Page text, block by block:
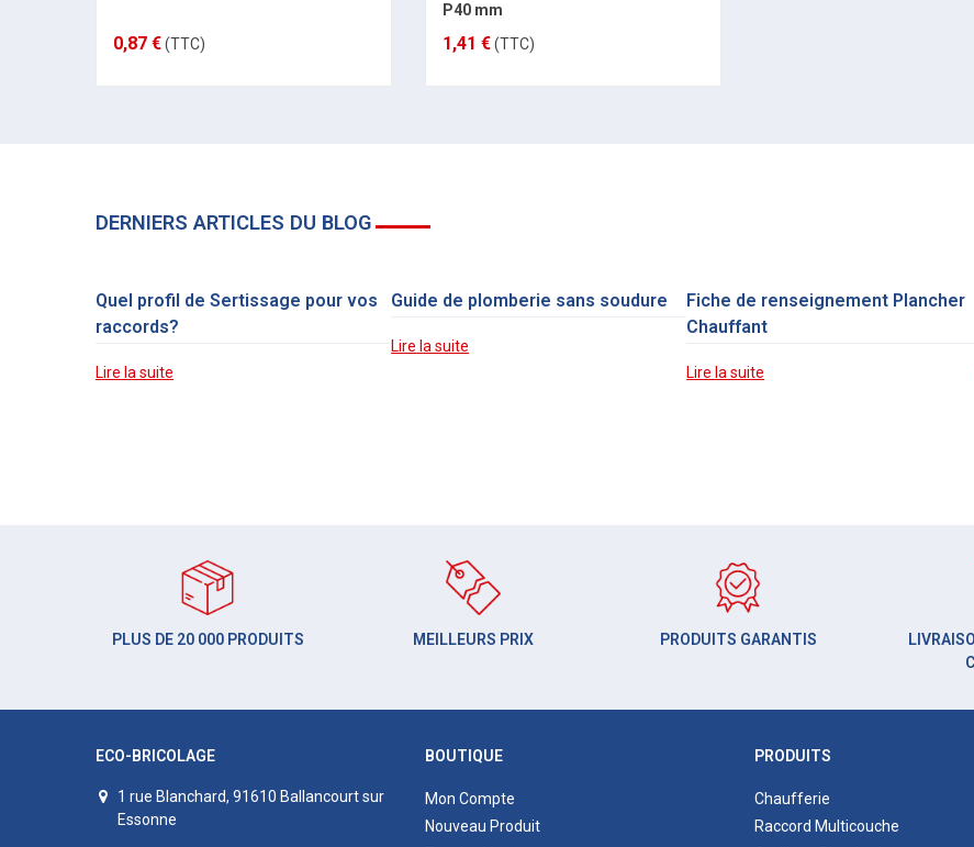
0,87 €(TTC)
P40 mm
1,41 €(TTC)
DERNIERS ARTICLES DU BLOG
Quel profil de Sertissage pour vos
raccords?
Lire la suite
Guide de plomberie sans soudure
Lire la suite
Fiche de renseignement Plancher
Chauffant
Lire la suite
PLUS DE 20 000 PRODUITS MEILLEURS PRIX PRODUITS GARANTIS
ECO-BRICOLAGE
1 rue Blanchard, 91610 Ballancourt sur
Essonne
BOUTIQUE
Mon Compte
Nouveau Produit
PRODUITS
Chaufferie
Raccord Multicouche